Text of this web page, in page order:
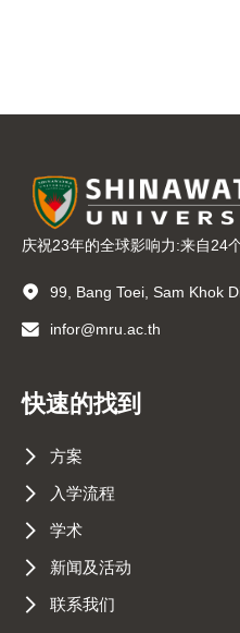
庆祝23年的全球影响力:来自24
99, Bang Toei, Sam Khok
infor@mru.ac.th
快速的找到
方案
入学流程
学术
新闻及活动
联系我们